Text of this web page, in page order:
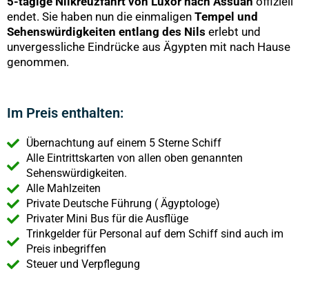
endet. Sie haben nun die einmaligen Tempel und
Sehenswürdigkeiten entlang des Nils erlebt und
unvergessliche Eindrücke aus Ägypten mit nach Hause
genommen.
Im Preis enthalten:
Übernachtung auf einem 5 Sterne Schiff
Alle Eintrittskarten von allen oben genannten
Sehenswürdigkeiten.
Alle Mahlzeiten
Private Deutsche Führung ( Ägyptologe)
Privater Mini Bus für die Ausflüge
Trinkgelder für Personal auf dem Schiff sind auch im
Preis inbegriffen
Steuer und Verpflegung